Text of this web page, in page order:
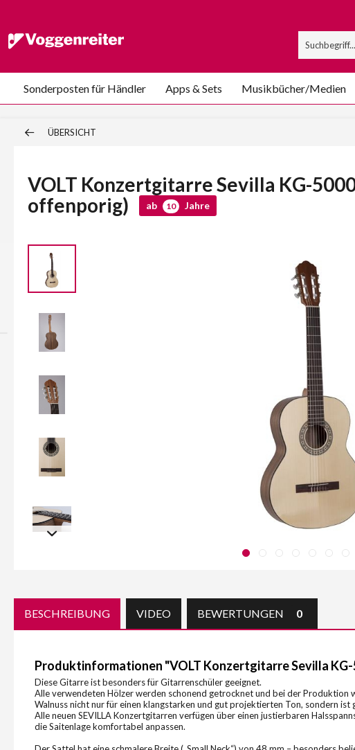
Sonderposten für Händler Apps & Sets Musikbücher/Medien
ÜBERSICHT
VOLT Konzertgitarre Sevilla KG-
offenporig)
ab 10 Jahre
BESCHREIBUNG VIDEO BEWERTUNGEN 0
Produktinformationen "VOLT Konzertgitarre Sevilla
Diese Gitarre ist besonders für Gitarrenschüler geeignet.
Alle verwendeten Hölzer werden schonend getrocknet und bei der Produktion
Walnuss nicht nur für einen klangstarken und gut projektierten Ton, sondern ist
Alle neuen SEVILLA Konzertgitarren verfügen über einen justierbaren
die Saitenlage komfortabel anpassen.